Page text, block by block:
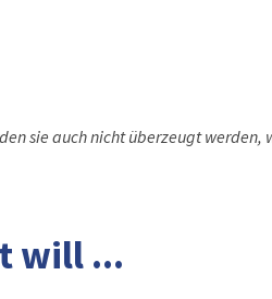
sie auch nicht überzeugt werden,
will ...